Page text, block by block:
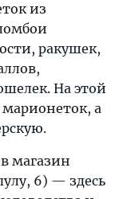
из
ракушек,
На этой
а
магазин
6) — здесь